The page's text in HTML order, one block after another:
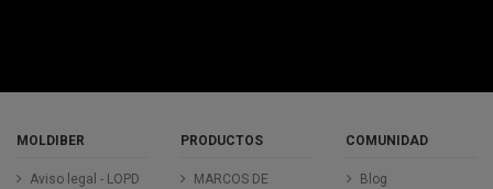
MOLDIBER
Aviso legal - LOPD
PRODUCTOS
MARCOS DE
COMUNIDAD
Blog